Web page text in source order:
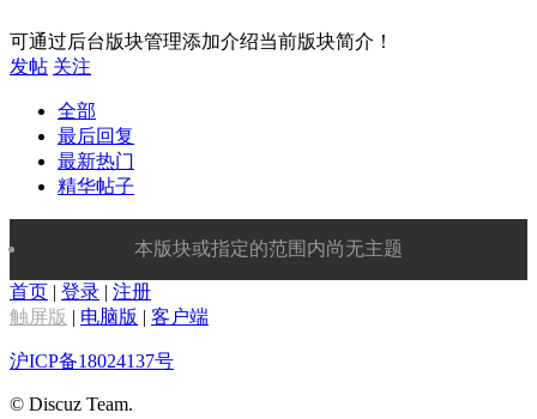
可通过后台版块管理添加介绍当前版块简介！
发帖 关注
全部
最后回复
最新热门
精华帖子
本版块或指定的范围内尚无主题
首页 | 登录 | 注册
触屏版 | 电脑版 | 客户端
沪ICP备18024137号
© Discuz Team.